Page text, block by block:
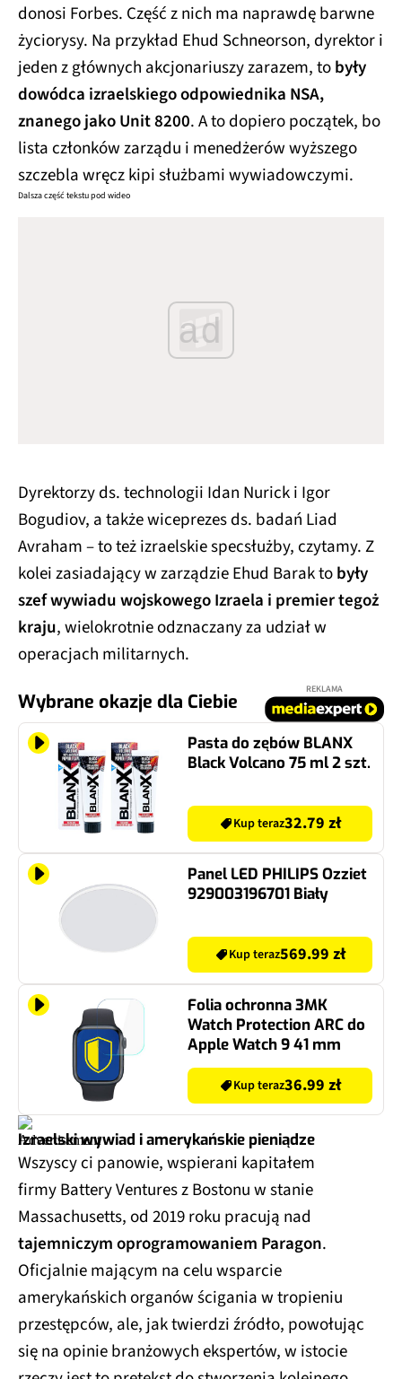
donosi Forbes. Część z nich ma naprawdę barwne
życiorysy. Na przykład Ehud Schneorson, dyrektor i
jeden z głównych akcjonariuszy zarazem, tobyły
dowódca izraelskiego odpowiednika NSA,
znanego jako Unit 8200. A to dopiero początek, bo
lista członków zarządu i menedżerów wyższego
szczebla wręcz kipi służbami wywiadowczymi.
Dalsza część tekstu pod wideo
ad
Dyrektorzy ds. technologii Idan Nurick i Igor
Bogudiov, a także wiceprezes ds. badań Liad
Avraham – to też izraelskie specsłużby, czytamy. Z
kolei zasiadający w zarządzie Ehud Barak tobyły
szef wywiadu wojskowego Izraela i premier tegoż
kraju, wielokrotnie odznaczany za udział w
operacjach militarnych.
Wybrane okazje dla Ciebie
REKLAMA
Pasta do zębów BLANX
Black Volcano 75 ml 2 szt.
Kup teraz32.79 zł
Panel LED PHILIPS Ozziet
929003196701 Biały
Kup teraz569.99 zł
Folia ochronna 3MK
Watch Protection ARC do
Apple Watch 9 41 mm
Kup teraz36.99 zł
Izraelski wywiad i amerykańskie pieniądze
Wszyscy ci panowie, wspierani kapitałem
firmy Battery Ventures z Bostonu w stanie
Massachusetts, od 2019 roku pracują nad
tajemniczym oprogramowaniem Paragon.
Oficjalnie mającym na celu wsparcie
amerykańskich organów ścigania w tropieniu
przestępców, ale, jak twierdzi źródło, powołując
się na opinie branżowych ekspertów, w istocie